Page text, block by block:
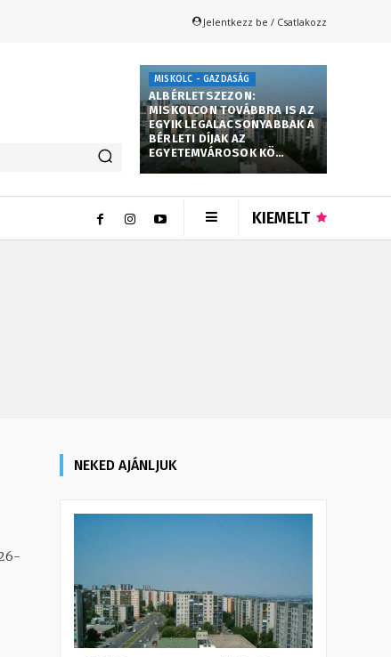
Jelentkezz be / Csatlakozz
MISKOLC - GAZDASÁG
ALBÉRLETSZEZON:
MISKOLCON TOVÁBBRA IS AZ
EGYIK LEGALACSONYABBAK A
BÉRLETI DÍJAK AZ
EGYETEMVÁROSOK KÖ…
KIEMELT
NEKED AJÁNLJUK